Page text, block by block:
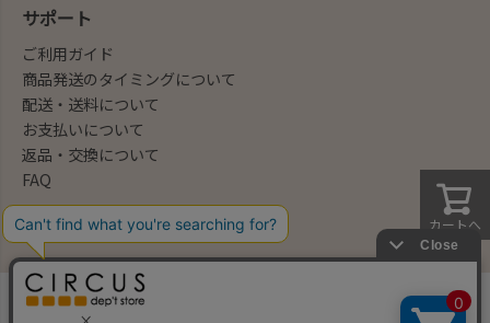
カートへ
会社概要/お問合せ先
サポート
ご利用ガイド
商品発送のタイミングについて
配送・送料について
お支払いについて
返品・交換について
FAQ
法律に基づく表示 プライバシーポリシー